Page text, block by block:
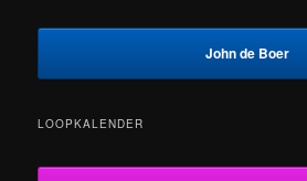
John de Boer
LOOPKALENDER